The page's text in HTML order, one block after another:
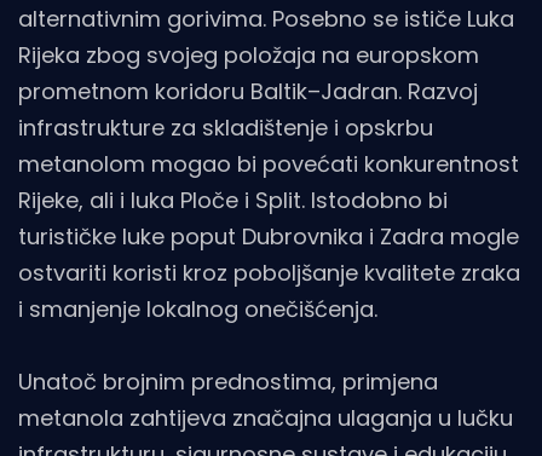
alternativnim gorivima. Posebno se ističe Luka
Rijeka zbog svojeg položaja na europskom
prometnom koridoru Baltik–Jadran. Razvoj
infrastrukture za skladištenje i opskrbu
metanolom mogao bi povećati konkurentnost
Rijeke, ali i luka Ploče i Split. Istodobno bi
turističke luke poput Dubrovnika i Zadra mogle
ostvariti koristi kroz poboljšanje kvalitete zraka
i smanjenje lokalnog onečišćenja.
Unatoč brojnim prednostima, primjena
metanola zahtijeva značajna ulaganja u lučku